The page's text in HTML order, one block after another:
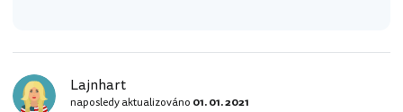
Lajnhart
naposledy aktualizováno 01. 01. 2021